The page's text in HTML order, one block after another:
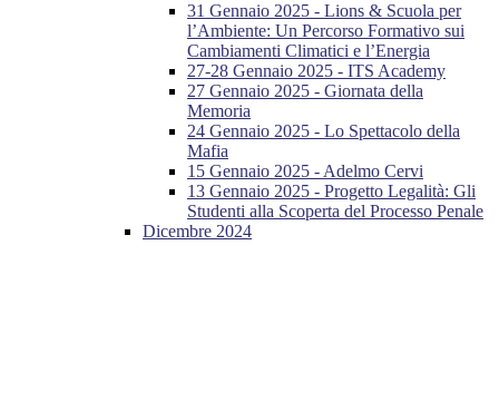
31 Gennaio 2025 - Lions & Scuola per
l’Ambiente: Un Percorso Formativo sui
Cambiamenti Climatici e l’Energia
27-28 Gennaio 2025 - ITS Academy
27 Gennaio 2025 - Giornata della
Memoria
24 Gennaio 2025 - Lo Spettacolo della
Mafia
15 Gennaio 2025 - Adelmo Cervi
13 Gennaio 2025 - Progetto Legalità: Gli
Studenti alla Scoperta del Processo Penale
Dicembre 2024